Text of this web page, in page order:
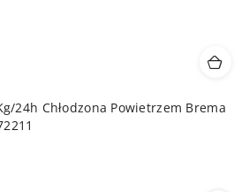
24h Chłodzona Powietrzem Brema